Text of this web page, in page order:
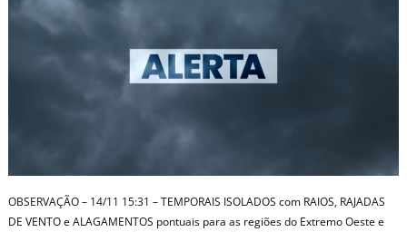
OBSERVAÇÃO – 14/11 15:31 – TEMPORAIS ISOLADOS com RAIOS, RAJADAS
DE VENTO e ALAGAMENTOS pontuais para as regiões do Extremo Oeste e